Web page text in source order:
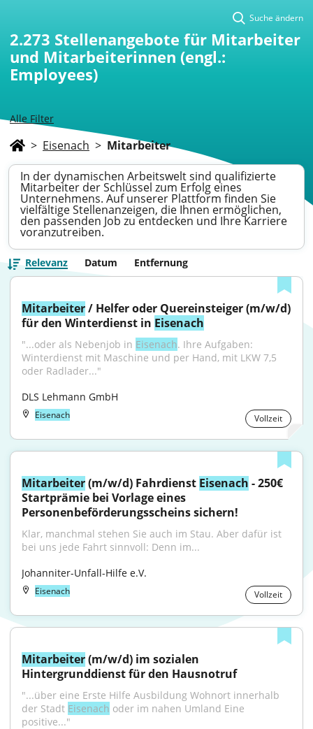
Alle Filter
Suche ändern
2.273 Stellenangebote für Mitarbeiter
und Mitarbeiterinnen (engl.:
Employees)
> Eisenach > Mitarbeiter
In der dynamischen Arbeitswelt sind qualifizierte
Mitarbeiter der Schlüssel zum Erfolg eines
Unternehmens. Auf unserer Plattform finden Sie
vielfältige Stellenanzeigen, die Ihnen ermöglichen,
den passenden Job zu entdecken und Ihre Karriere
voranzutreiben.
Relevanz Datum Entfernung
Mitarbeiter / Helfer oder Quereinsteiger (m/w/d)
für den Winterdienst in Eisenach
"...oder als Nebenjob in Eisenach. Ihre Aufgaben:
Winterdienst mit Maschine und per Hand, mit LKW 7,5
oder Radlader..."
DLS Lehmann GmbH
Eisenach Vollzeit
Mitarbeiter (m/w/d) Fahrdienst Eisenach - 250€
Startprämie bei Vorlage eines
Personenbeförderungsscheins sichern!
Klar, manchmal stehen Sie auch im Stau. Aber dafür ist
bei uns jede Fahrt sinnvoll: Denn im...
Johanniter-Unfall-Hilfe e.V.
Eisenach Vollzeit
Mitarbeiter (m/w/d) im sozialen
Hintergrunddienst für den Hausnotruf
"...über eine Erste Hilfe Ausbildung Wohnort innerhalb
der Stadt Eisenach oder im nahen Umland Eine
positive..."